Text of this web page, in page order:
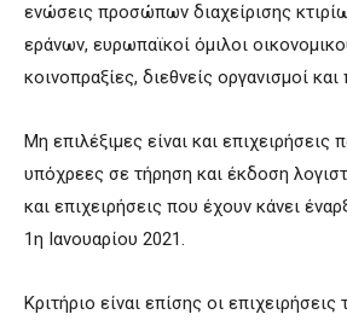
ενώσεις προσώπων διαχείρισης
εράνων, ευρωπαϊκοί όμιλοι
κοινοπραξίες, διεθνείς οργανισμοί
Μη επιλέξιμες είναι και επιχειρήσεις
υπόχρεες σε τήρηση και έκδοση
και επιχειρήσεις που έχουν κάνει
1η Ιανουαρίου 2021.
Κριτήριο είναι επίσης οι